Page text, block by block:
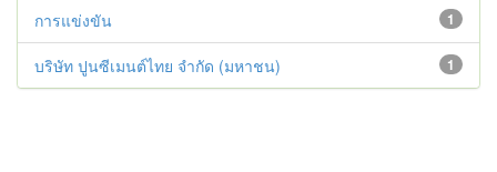
1
การแข่งขัน
1
บริษัท ปูนซีเมนต์ไทย จำกัด (มหาชน)